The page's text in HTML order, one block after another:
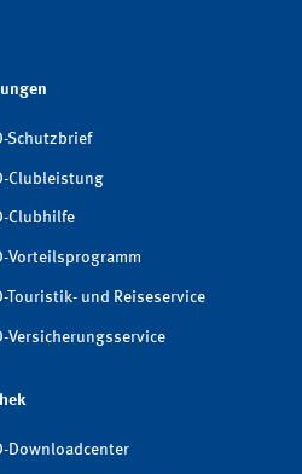
Schutzbrief
Clubleistung
Clubhilfe
Vorteilsprogramm
Touristik- und Reiseservice
Versicherungsservice
Downloadcenter